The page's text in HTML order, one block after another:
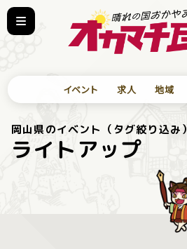
イベント 求人 地域
岡山県のイベント（タグ絞り込み）
ライトアップ